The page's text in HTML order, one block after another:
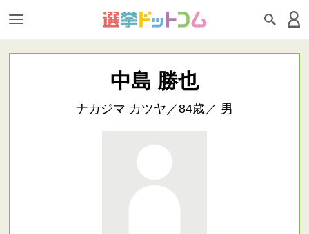
中島 勝也
ナカジマ カツヤ／84歳／ 男